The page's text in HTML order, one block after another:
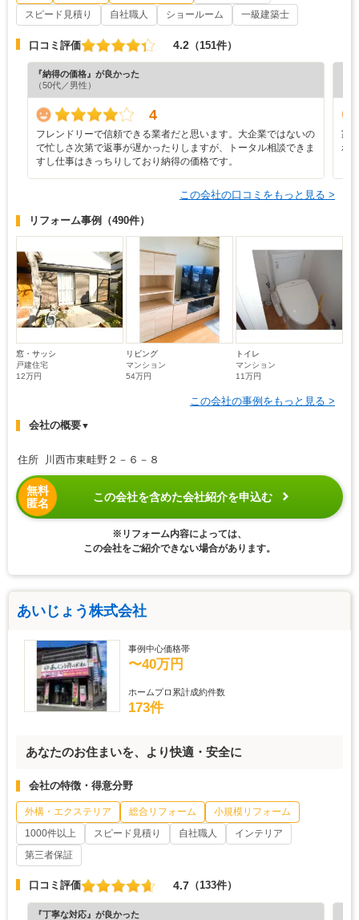
スピード見積り
自社職人 ショールーム 一級建築士
口コミ評価 4.2 （151件）
『納得の価格』が良かった
（50代／男性）
4
フレンドリーで信頼できる業者だと思います。大企業ではないの
で忙しさ次第で返事が遅かったりしますが、トータル相談できま
すし仕事はきっちりしており納得の価格です。
家
れ
この会社の口コミをもっと見る >
リフォーム事例 （490件）
窓・サッシ
戸建住宅
12万円
リビング
マンション
54万円
トイレ
マンション
11万円
この会社の事例をもっと見る >
会社の概要▼
住所 川西市東畦野２－６－８
無料
匿名
この会社を含めた会社紹介を申込む
※リフォーム内容によっては、
この会社をご紹介できない場合があります。
あいじょう株式会社
事例中心価格帯
〜40万円
ホームプロ累計成約件数
173件
あなたのお住まいを、より快適・安全に
会社の特徴・得意分野
外構・エクステリア 総合リフォーム
小規模リフォーム
1000件以上
スピード見積り 自社職人
インテリア
第三者保証
口コミ評価 4.7 （133件）
『丁寧な対応』が良かった